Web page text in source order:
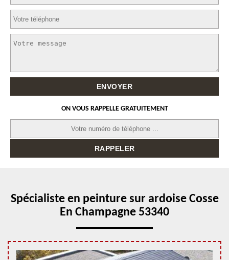
ON VOUS RAPPELLE GRATUITEMENT
Spécialiste en peinture sur ardoise Cosse
En Champagne 53340